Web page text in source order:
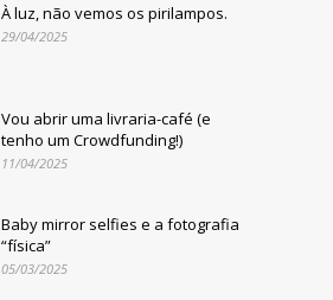
À luz, não vemos os pirilampos.
29/04/2025
Vou abrir uma livraria-café (e
tenho um Crowdfunding!)
11/04/2025
Baby mirror selfies e a fotografia
“física”
05/03/2025